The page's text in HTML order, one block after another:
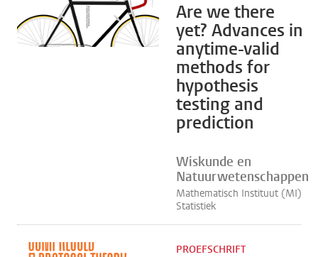
Are we there
yet? Advances in
anytime-valid
methods for
hypothesis
testing and
prediction
Wiskunde en
Natuurwetenschappen
Mathematisch Instituut (MI)
Statistiek
PROEFSCHRIFT